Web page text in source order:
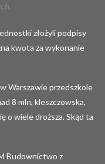
złożyli podpisy
kwota za wykonanie
Warszawie przedszkole
8 mln, kleszczowska,
o wiele droższa. Skąd ta
Budownictwo z